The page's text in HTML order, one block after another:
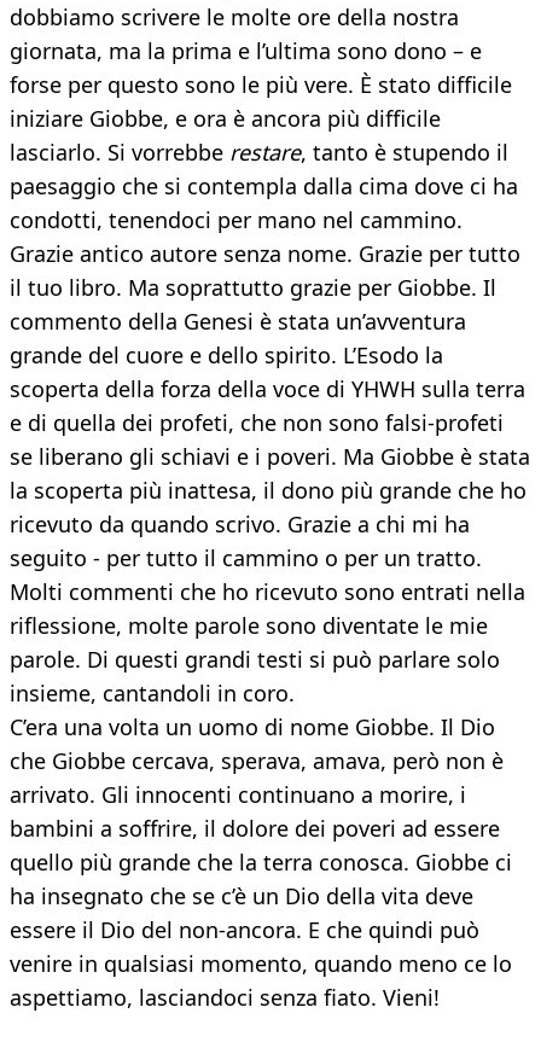
dobbiamo scrivere le molte ore della nostra
giornata, ma la prima e l’ultima sono dono – e
forse per questo sono le più vere. È stato difficile
iniziare Giobbe, e ora è ancora più difficile
lasciarlo. Si vorrebbe restare, tanto è stupendo il
paesaggio che si contempla dalla cima dove ci ha
condotti, tenendoci per mano nel cammino.
Grazie antico autore senza nome. Grazie per tutto
il tuo libro. Ma soprattutto grazie per Giobbe. Il
commento della Genesi è stata un’avventura
grande del cuore e dello spirito. L’Esodo la
scoperta della forza della voce di YHWH sulla terra
e di quella dei profeti, che non sono falsi-profeti
se liberano gli schiavi e i poveri. Ma Giobbe è stata
la scoperta più inattesa, il dono più grande che ho
ricevuto da quando scrivo. Grazie a chi mi ha
seguito - per tutto il cammino o per un tratto.
Molti commenti che ho ricevuto sono entrati nella
riflessione, molte parole sono diventate le mie
parole. Di questi grandi testi si può parlare solo
insieme, cantandoli in coro.
C’era una volta un uomo di nome Giobbe. Il Dio
che Giobbe cercava, sperava, amava, però non è
arrivato. Gli innocenti continuano a morire, i
bambini a soffrire, il dolore dei poveri ad essere
quello più grande che la terra conosca. Giobbe ci
ha insegnato che se c’è un Dio della vita deve
essere il Dio del non-ancora. E che quindi può
venire in qualsiasi momento, quando meno ce lo
aspettiamo, lasciandoci senza fiato. Vieni!